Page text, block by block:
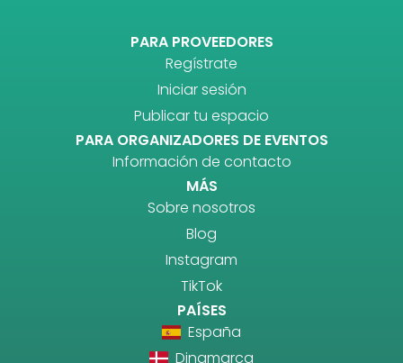
PARA PROVEEDORES
Regístrate
Iniciar sesión
Publicar tu espacio
PARA ORGANIZADORES DE EVENTOS
Información de contacto
MÁS
Sobre nosotros
Blog
Instagram
TikTok
PAÍSES
España
Dinamarca